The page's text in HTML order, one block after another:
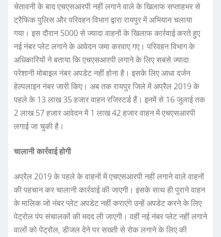
चेतावनी के बाद एचएसआरपी नहीं लगाने वाले के खिलाफ सप्ताहभर से
ट्रैफिक पुलिस और परिवहन विभाग द्वारा रायपुर में अभियान चलाया
गया। इस दौरान 5000 से ज्यादा वाहनों के खिलाफ कार्रवाई करते हुए
नई नंबर प्लेट लगाने के आवेदन जमा करवाए गए। परिवहन विभाग के
अधिकारियों ने बताया कि एचएसआरपी लगाने के लिए सबसे ज्यादा
परेशानी मोबाइल नंबर अपडेट नहीं होना है। इसके लिए आधा दर्जन
हेल्पलाइन नंबर जारी किए। अब तक रायपुर जिले में अप्रैल 2019 के
पहले के 13 लाख 35 हजार वाहन रजिस्टर्ड हैं। इनमें से 16 जुलाई तक
2 लाख 57 हजार आवेदन में 1 लाख 42 हजार वाहन में एचएसआरपी
लगाई जा चुकी है।
चालानी कार्रवाई होगी
अप्रैल 2019 के पहले के वाहनों में एचएसआरपी नहीं लगाने वाले वाहनों
की पहचान कर चालानी कार्रवाई की जाएगी। इसके साथ ही पुराने वाहन
के मालिक जो नंबर प्लेट अपडेट नहीं कराएंगे उन्हें अपडेट करने के लिए
पेट्रोल पंप संचालकों की मदद ली जाएगी। वहीं नई नंबर प्लेट नहीं लगाने
वालों को पेट्रोल, डीजल देने पर सख्ती से रोक लगाने के लिए की